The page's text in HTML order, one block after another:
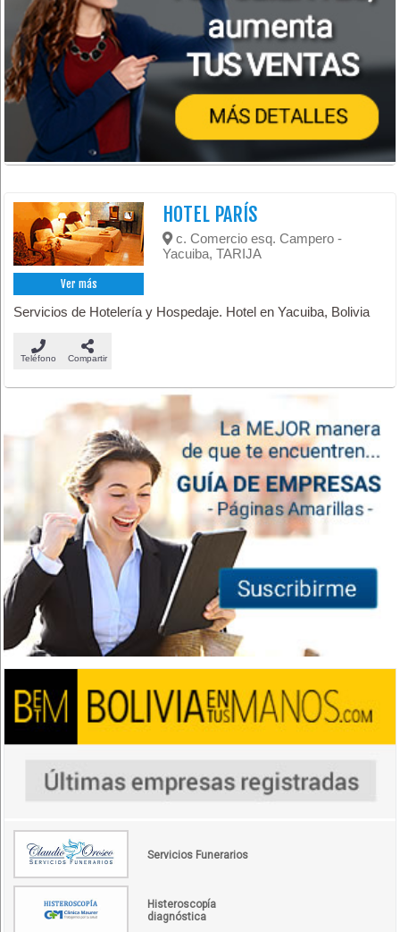
Ver más
HOTEL PARÍS
c. Comercio esq. Campero -
Yacuiba, TARIJA
Servicios de Hotelería y Hospedaje. Hotel en Yacuiba, Bolivia
Teléfono Compartir
Servicios Funerarios
Histeroscopía
diagnóstica